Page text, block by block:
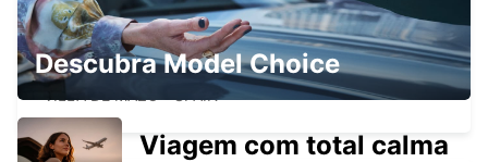
AEROPORTO DE LA PALMA (ILHAS
CANÁRIAS)
VILLA DE MAZO - SPAIN
Descubra Model Choice
Viagem com total calma